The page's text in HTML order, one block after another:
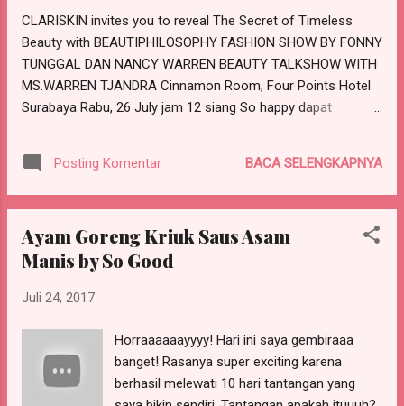
CLARISKIN invites you to reveal The Secret of Timeless
Beauty with BEAUTIPHILOSOPHY FASHION SHOW BY FONNY
TUNGGAL DAN NANCY WARREN BEAUTY TALKSHOW WITH
MS.WARREN TJANDRA Cinnamon Room, Four Points Hotel
Surabaya Rabu, 26 July jam 12 siang So happy dapat
acara yang dihelat di salah satu hotel berbintang ini, bakal
ada pemaparan seputar kecantikan dari para pakar. Tahu
sendirilah, bahwa masing-masing perempuan tentunya
kebutuhan itulah teknologi kecantikan dan perawatan wajah
semakin maju dan berkembang pesat. Gimana sih cantik
kecantikan yang sempurna adalah ketika wajah kita sudah
perfect texture dan perfect tone. Dokter Ivan, panggilan
akrab dr. Junivan, menjelaskan filosofi kecantikan dari salah
sat...
Posting Komentar BACA SELENGKAPNYA
Ayam Goreng Kriuk Saus Asam
Manis by So Good
Juli 24, 2017
Horraaaaaayyyy! Hari ini saya gembiraaa
banget! Rasanya super exciting karena
berhasil melewati 10 hari tantangan yang